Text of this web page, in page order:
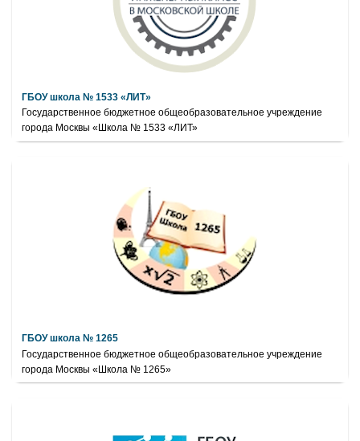
ГБОУ школа № 1533 «ЛИТ»
Государственное бюджетное общеобразовательное учреждение
города Москвы «Школа № 1533 «ЛИТ»
ГБОУ школа № 1265
Государственное бюджетное общеобразовательное учреждение
города Москвы «Школа № 1265»